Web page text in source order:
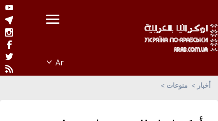
أخبار منوعات